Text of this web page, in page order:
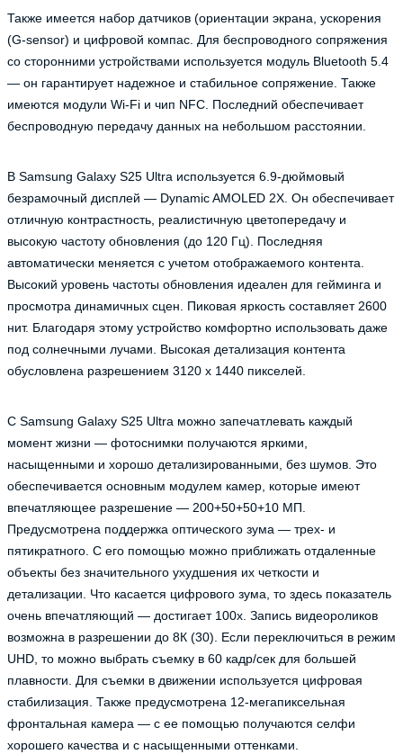
Также имеется набор датчиков (ориентации экрана, ускорения
(G-sensor) и цифровой компас. Для беспроводного сопряжения
со сторонними устройствами используется модуль Bluetooth 5.4
— он гарантирует надежное и стабильное сопряжение. Также
имеются модули Wi-Fi и чип NFC. Последний обеспечивает
беспроводную передачу данных на небольшом расстоянии.
В Samsung Galaxy S25 Ultra используется 6.9-дюймовый
безрамочный дисплей — Dynamic AMOLED 2X. Он обеспечивает
отличную контрастность, реалистичную цветопередачу и
высокую частоту обновления (до 120 Гц). Последняя
автоматически меняется с учетом отображаемого контента.
Высокий уровень частоты обновления идеален для гейминга и
просмотра динамичных сцен. Пиковая яркость составляет 2600
нит. Благодаря этому устройство комфортно использовать даже
под солнечными лучами. Высокая детализация контента
обусловлена разрешением 3120 х 1440 пикселей.
С Samsung Galaxy S25 Ultra можно запечатлевать каждый
момент жизни — фотоснимки получаются яркими,
насыщенными и хорошо детализированными, без шумов. Это
обеспечивается основным модулем камер, которые имеют
впечатляющее разрешение — 200+50+50+10 МП.
Предусмотрена поддержка оптического зума — трех- и
пятикратного. С его помощью можно приближать отдаленные
объекты без значительного ухудшения их четкости и
детализации. Что касается цифрового зума, то здесь показатель
очень впечатляющий — достигает 100х. Запись видеороликов
возможна в разрешении до 8К (30). Если переключиться в режим
UHD, то можно выбрать съемку в 60 кадр/сек для большей
плавности. Для съемки в движении используется цифровая
стабилизация. Также предусмотрена 12-мегапиксельная
фронтальная камера — с ее помощью получаются селфи
хорошего качества и с насыщенными оттенками.